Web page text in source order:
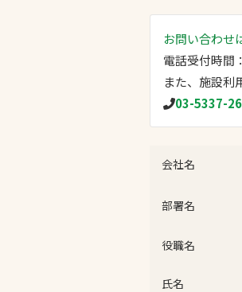
文字の見えづらさ
お問い合わせ
電話受付時間
また、施設利
03-5337-
会社名
部署名
役職名
氏名